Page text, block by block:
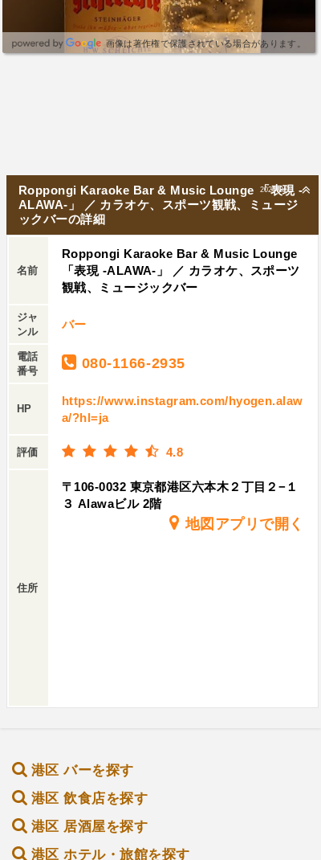
画像は著作権で保護されている場合があります。
2025/8/21
Roppongi Karaoke Bar & Music Lounge 「表現 -
ALAWA-」 ／ カラオケ、スポーツ観戦、ミュージ
ックバーの詳細
名前
Roppongi Karaoke Bar & Music Lounge
「表現 -ALAWA-」 ／ カラオケ、スポーツ
観戦、ミュージックバー
ジャ
ンル
バー
電話
番号
080-1166-2935
HP
https://www.instagram.com/hyogen.alaw
a/?hl=ja
評価 4.8
住所
〒106-0032 東京都港区六本木２丁目２−１
３ Alawaビル 2階
地図アプリで開く
港区 バーを探す
港区 飲食店を探す
港区 居酒屋を探す
港区 ホテル・旅館を探す